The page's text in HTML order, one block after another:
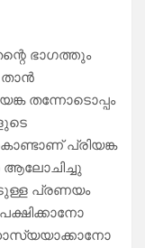
ഭാഗത്തും
താൻ
തന്നോടൊപ്പം
പ്രിയങ്ക
ആലോചിച്ചു
പ്രണയം